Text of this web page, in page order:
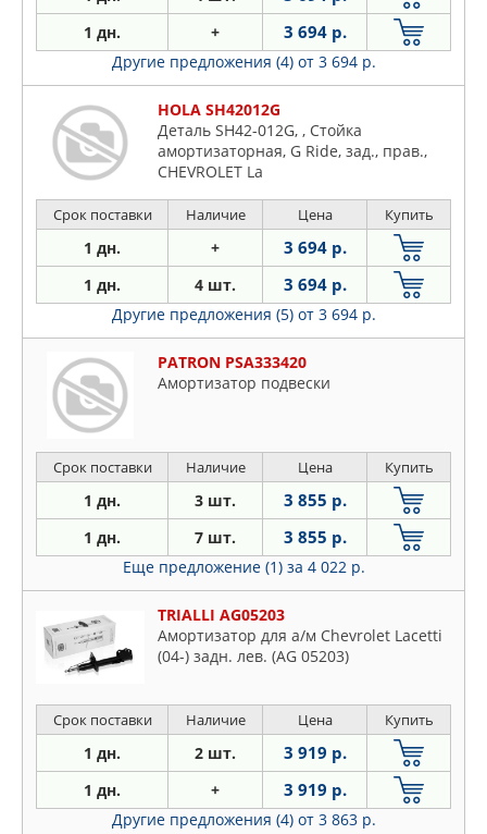
1 дн. + 3 694 р.
Другие предложения (4) от 3 694 р.
HOLA SH42012G
Деталь SH42-012G, , Стойка
амоpтизатоpная, G Ride, зад., пpав.,
CHEVROLET La
Срок поставки Наличие Цена Купить
1 дн. + 3 694 р.
1 дн. 4 шт. 3 694 р.
Другие предложения (5) от 3 694 р.
PATRON PSA333420
Амортизатор подвески
Срок поставки Наличие Цена Купить
1 дн. 3 шт. 3 855 р.
1 дн. 7 шт. 3 855 р.
Еще предложение (1) за 4 022 р.
TRIALLI AG05203
Амортизатор для а/м Chevrolet Lacetti
(04-) задн. лев. (AG 05203)
Срок поставки Наличие Цена Купить
1 дн. 2 шт. 3 919 р.
1 дн. + 3 919 р.
Другие предложения (4) от 3 863 р.